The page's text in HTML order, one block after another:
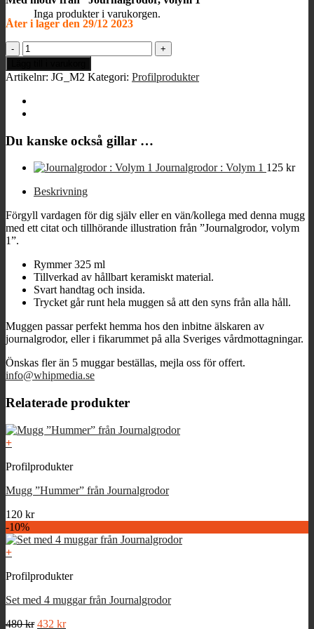
Inga produkter i varukorgen.
Åter i lager den 29/12 2023
Mugg
”Avbitartång”
från
Journalgrodor
mängd
Artikelnr: JG_M2 Kategori: Profilprodukter
Du kanske också gillar …
Journalgrodor : Volym 1 125 kr
Beskrivning
Förgyll vardagen för dig själv eller en vän/kollega med denna mugg
med ett citat och tillhörande illustration från ”Journalgrodor, volym
1”.
Rymmer 325 ml
Tillverkad av hållbart keramiskt material.
Svart handtag och insida.
Trycket går runt hela muggen så att den syns från alla håll.
Muggen passar perfekt hemma hos den inbitne älskaren av
journalgrodor, eller i fikarummet på alla Sveriges vårdmottagningar.
Önskas fler än 5 muggar beställas, mejla oss för offert.
info@whipmedia.se
Relaterade produkter
+
Profilprodukter
Mugg ”Hummer” från Journalgrodor
120 kr
-10%
+
Profilprodukter
Set med 4 muggar från Journalgrodor
480kr Det
432 krDet